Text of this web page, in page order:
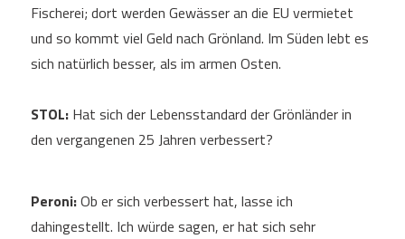
Fischerei; dort werden Gewässer an die EU vermietet
und so kommt viel Geld nach Grönland. Im Süden lebt es
sich natürlich besser, als im armen Osten.
STOL:Hat sich der Lebensstandard der Grönländer in
den vergangenen 25 Jahren verbessert?
Peroni:Ob er sich verbessert hat, lasse ich
dahingestellt. Ich würde sagen, er hat sich sehr